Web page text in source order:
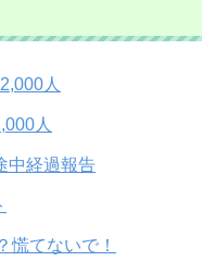
人
人
中経過報告
慌てないで！